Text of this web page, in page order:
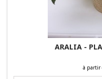
ARALIA -
Prix
à partir